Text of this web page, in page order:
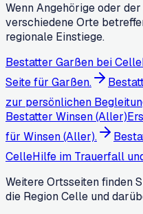
Wenn Angehörige oder
verschiedene Orte
regionale Einstiege.
Bestatter Garßen bei Celle
Seite für Garßen.
zur persönlichen
Bestatter Winsen (Aller)
für Winsen (Aller).
CelleHilfe im Trauerfall
Weitere Ortsseiten finden
die Region Celle und